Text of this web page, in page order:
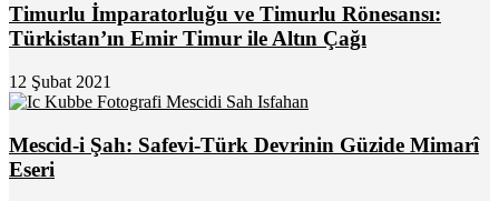
Timurlu İmparatorluğu ve Timurlu Rönesansı:
Türkistan’ın Emir Timur ile Altın Çağı
12 Şubat 2021
Mescid-i Şah: Safevi-Türk Devrinin Güzide Mimarî
Eseri